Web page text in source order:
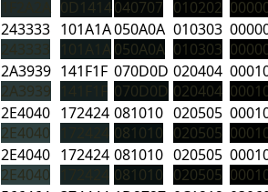
0D1414040707 010202
243333
243333
101A1A
101A1A
050A0A
050A0A
010303
010303
2A3939
2A3939
141F1F 070D0D
070D0D
020404
020404
2E4040
2E4040
172424 081010
081010
020505
020505
2E4040
2E4040
172424 081010
081010
020505
020505